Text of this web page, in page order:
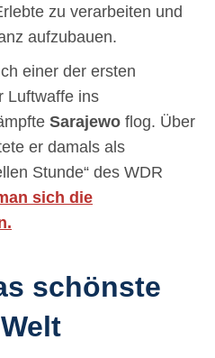
zu verarbeiten und
aufzubauen.
einer der ersten
Luftwaffe ins
Sarajewo flog. Über
er damals als
Stunde“ des WDR
sich die
schönste